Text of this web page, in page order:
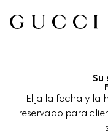
Elija la fecha y la
reservado para